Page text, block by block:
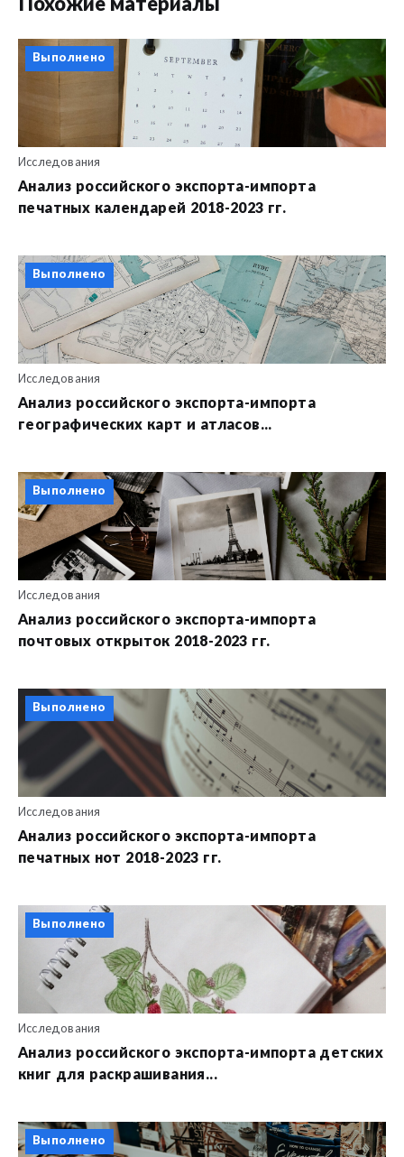
Похожие материалы
Выполнено
Исследования
Анализ российского экспорта-импорта
печатных календарей 2018-2023 гг.
Выполнено
Исследования
Анализ российского экспорта-импорта
географических карт и атласов...
Выполнено
Исследования
Анализ российского экспорта-импорта
почтовых открыток 2018-2023 гг.
Выполнено
Исследования
Анализ российского экспорта-импорта
печатных нот 2018-2023 гг.
Выполнено
Исследования
Анализ российского экспорта-импорта детских
книг для раскрашивания...
Выполнено